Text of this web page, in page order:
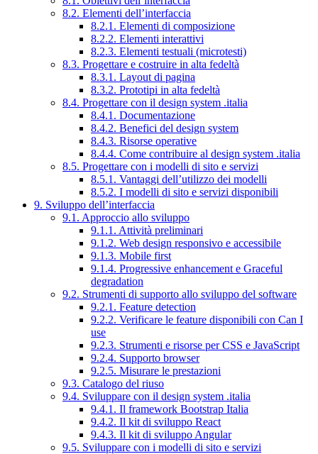
8.2. Elementi dell’interfaccia
8.2.1. Elementi di composizione
8.2.2. Elementi interattivi
8.2.3. Elementi testuali (microtesti)
8.3. Progettare e costruire in alta fedeltà
8.3.1. Layout di pagina
8.3.2. Prototipi in alta fedeltà
8.4. Progettare con il design system .italia
8.4.1. Documentazione
8.4.2. Benefici del design system
8.4.3. Risorse operative
8.4.4. Come contribuire al design system .italia
8.5. Progettare con i modelli di sito e servizi
8.5.1. Vantaggi dell’utilizzo dei modelli
8.5.2. I modelli di sito e servizi disponibili
9. Sviluppo dell’interfaccia
9.1. Approccio allo sviluppo
9.1.1. Attività preliminari
9.1.2. Web design responsivo e accessibile
9.1.3. Mobile first
9.1.4. Progressive enhancement e Graceful
degradation
9.2. Strumenti di supporto allo sviluppo del software
9.2.1. Feature detection
9.2.2. Verificare le feature disponibili con Can I
use
9.2.3. Strumenti e risorse per CSS e JavaScript
9.2.4. Supporto browser
9.2.5. Misurare le prestazioni
9.3. Catalogo del riuso
9.4. Sviluppare con il design system .italia
9.4.1. Il framework Bootstrap Italia
9.4.2. Il kit di sviluppo React
9.4.3. Il kit di sviluppo Angular
9.5. Sviluppare con i modelli di sito e servizi